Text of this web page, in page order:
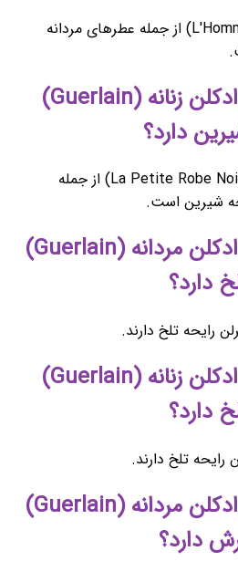
عطر لهوم ایدیل (L'Homme Idéal) از جمله عطرهای مردانه
کدام سری عطر و ادکلن زنانه (Guerlain)
دارد؟
عطر لا پتیت روب نویر (La Petite Robe Noire) از جمله
شیرین است.
کدام سری عطر و ادکلن مردانه (Guerlain)
دارد؟
رایحه تلخ دارند.
کدام سری عطر و ادکلن زنانه (Guerlain)
دارد؟
رایحه تلخ دارند.
کدام سری عطر و ادکلن مردانه (Guerlain)
دارد؟